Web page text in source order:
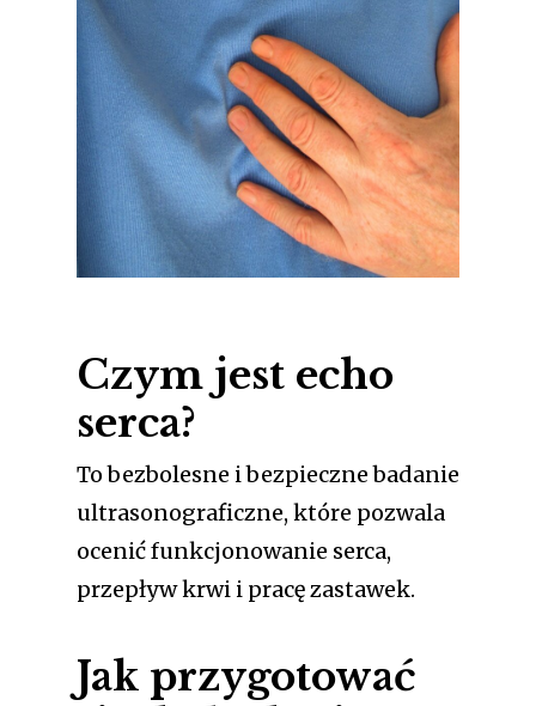
Czym jest echo
serca?
To bezbolesne i bezpieczne badanie
ultrasonograficzne, które pozwala
ocenić funkcjonowanie serca,
przepływ krwi i pracę zastawek.
Jak przygotować